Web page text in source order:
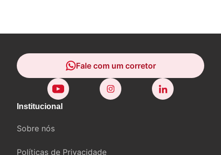
Institucional
Sobre nós
Políticas de Privacidade
Fale com um corretor